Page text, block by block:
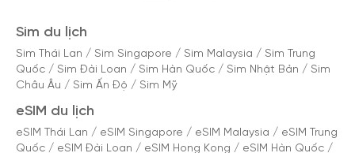
Sim du lịch
Sim Thái Lan / Sim Singapore / Sim Malaysia / Sim Trung
Quốc / Sim Đài Loan / Sim Hàn Quốc / Sim Nhật Bản / Sim
Châu Âu / Sim Ấn Độ / Sim Mỹ
eSIM du lịch
eSIM Thái Lan / eSIM Singapore / eSIM Malaysia / eSIM Trung
Quốc / eSIM Đài Loan / eSIM Hong Kong / eSIM Hàn Quốc /